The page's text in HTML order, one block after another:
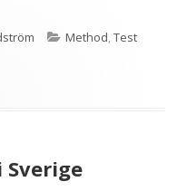
Kategorier
Method,Test
Sverige